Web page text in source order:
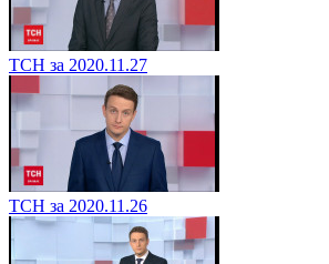
ТСН за 2020.11.27
ТСН за 2020.11.26